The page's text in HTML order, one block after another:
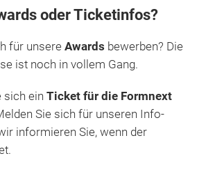
oder Ticketinfos?
für unsere Awards bewerben? Die
ist noch in vollem Gang.
sich ein Ticket für die Formnext
Sie sich für unseren Info-
informieren Sie, wenn der